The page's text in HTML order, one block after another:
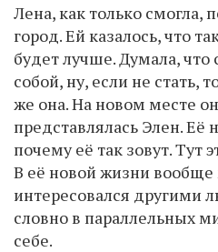
Лена, как только смогла,
город. Ей казалось, что
будет лучше. Думала, что
собой, ну, если не стать,
же она. На новом месте
представлялась Элен. Её
почему её так зовут. Тут
В её новой жизни вообще
интересовался другими
словно в параллельных
себе.